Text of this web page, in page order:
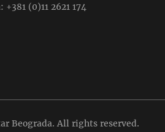
(0)11 2621 174
Beograda. All rights reserved.